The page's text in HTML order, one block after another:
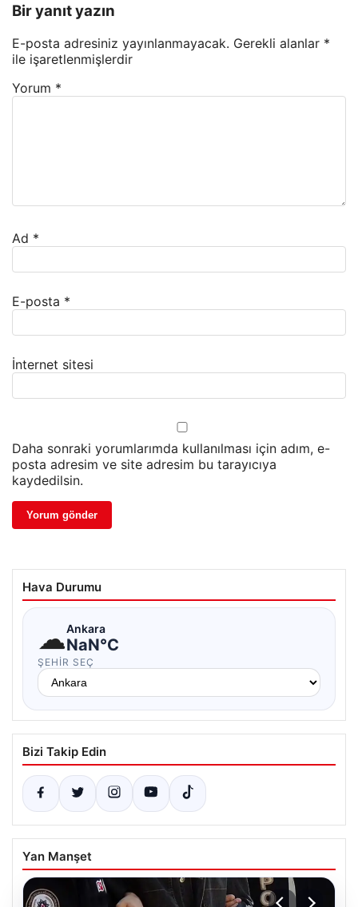
Bir yanıt yazın
E-posta adresiniz yayınlanmayacak. Gerekli alanlar *
ile işaretlenmişlerdir
Yorum *
Ad *
E-posta *
İnternet sitesi
Daha sonraki yorumlarımda kullanılması için adım, e-
posta adresim ve site adresim bu tarayıcıya
kaydedilsin.
Hava Durumu
☁Ankara
NaN°C
ŞEHIR SEÇ
Bizi Takip Edin
Yan Manşet